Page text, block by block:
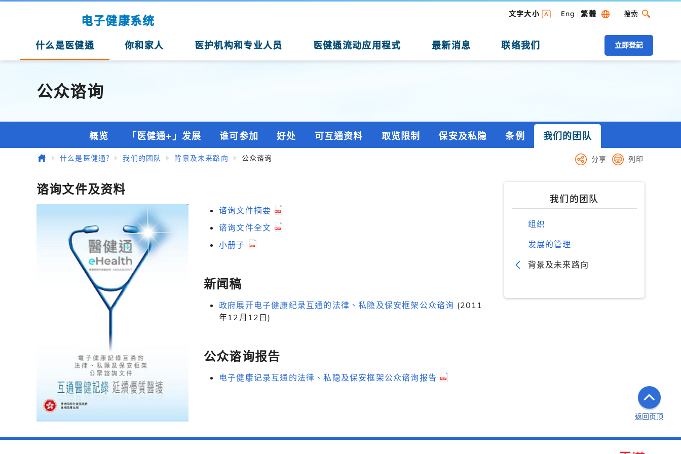
电子健康系统 文字大小 Eng 繁體
搜索 桌面版
搜索
什么是医健通 你和家人 医护机构和专业人员 医健通流动应用程式 最新消息 联络我们 立即登記
公众谘询
概览 「医健通+」发展 谁可参加 好处 可互通资料 取览限制 保安及私隐 条例 我们的团队
主页什么是医健通? 我们的团队 背景及未来路向 公众谘询 分享 列印
谘询文件及资料
谘询文件摘要
谘询文件全文
小册子
新闻稿
政府展开电子健康纪录互通的法律、私隐及保安框架公众谘询 (2011
年12月12日)
公众谘询报告
电子健康记录互通的法律、私隐及保安框架公众谘询报告
我们的团队
组织
发展的管理
背景及未来路向
返回页顶